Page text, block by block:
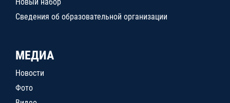
Сведения об образовательной организации
МЕДИА
Новости
Фото